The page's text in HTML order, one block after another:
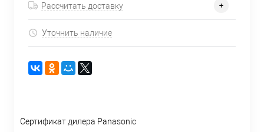
Рассчитать доставку
Уточнить наличие
Сертификат дилера Panasonic